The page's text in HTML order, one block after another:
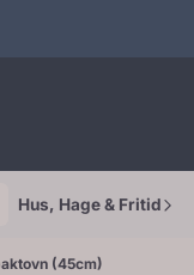
Hus, Hage & Fritid
(45cm)